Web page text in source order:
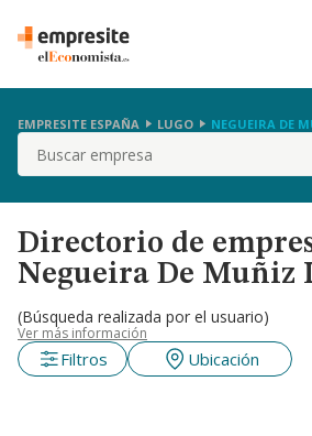
EMPRESITE ESPAÑA LUGO NEGUEIRA DE
Buscar
Directorio de
Negueira De Muñiz
(Búsqueda realizada por el usuario)
Ver más información
Filtros Ubicación